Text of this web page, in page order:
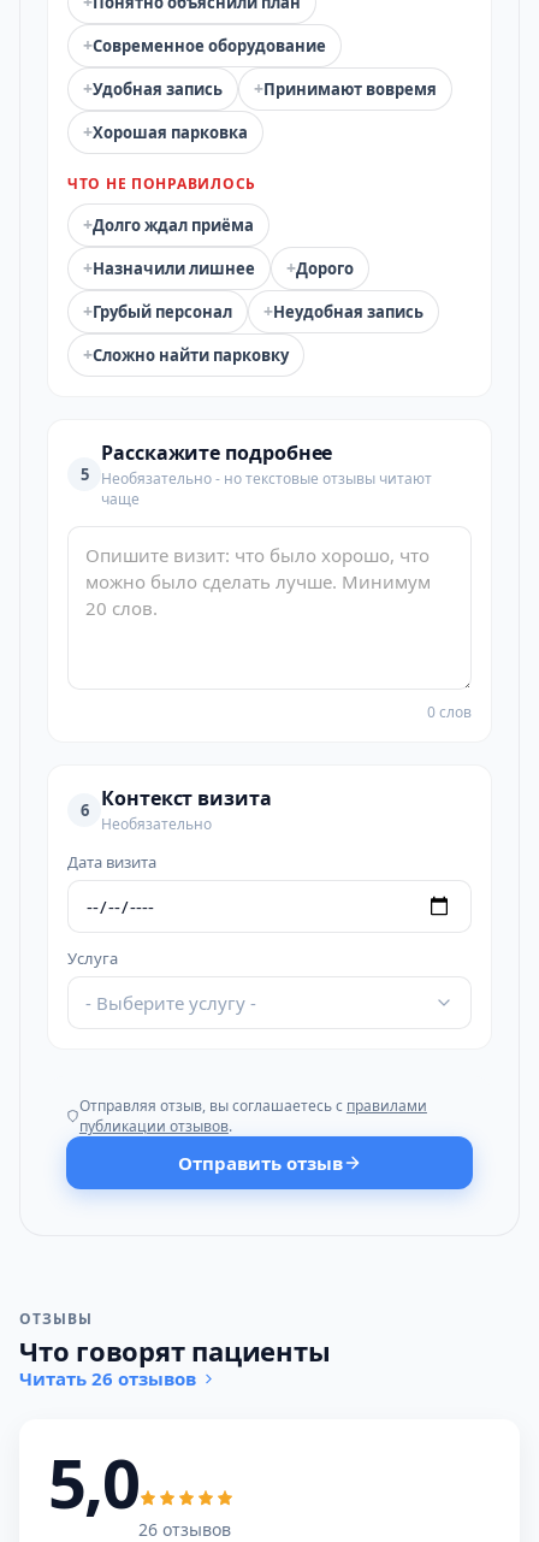
+Современное оборудование
+Удобная запись +Принимают вовремя
+Хорошая парковка
ЧТО НЕ ПОНРАВИЛОСЬ
+Долго ждал приёма
+Назначили лишнее +Дорого
+Грубый персонал +Неудобная запись
+Сложно найти парковку
5
Расскажите подробнее
Необязательно - но текстовые отзывы читают
чаще
0 слов
6 Контекст визита
Необязательно
Дата визита
Услуга
- Выберите услугу -
Отправляя отзыв, вы соглашаетесь с правилами
публикации отзывов.
Отправить отзыв
ОТЗЫВЫ
Что говорят пациенты
Читать 26 отзывов
5,0
26 отзывов